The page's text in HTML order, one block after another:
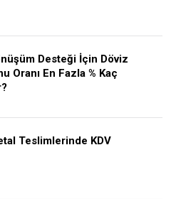
Desteği İçin Döviz
Oranı En Fazla % Kaç
Teslimlerinde KDV